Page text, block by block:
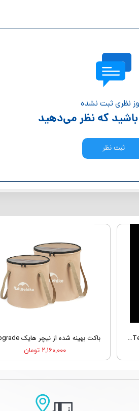
نظری ثبت نشده
باشید که نظر می‌دهید
ثبت نظر
۲,۱۶۰,۰۰۰ تومان
کتری آلومینیومی از نیچر هایک Nature Hike NH17C020-H Outdoor Picnic Teapot